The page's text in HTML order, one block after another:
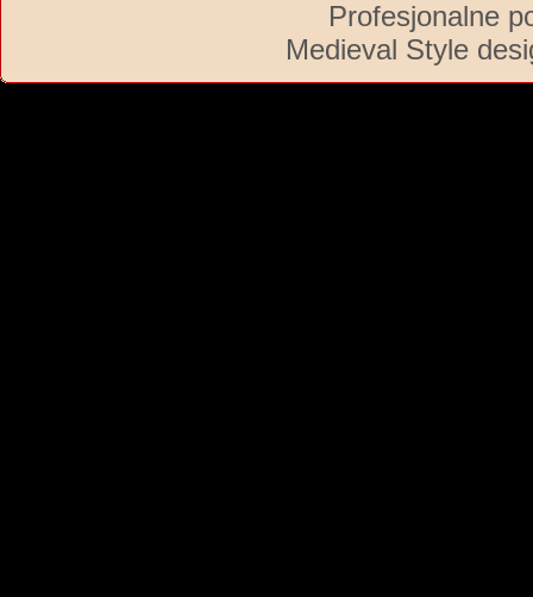
Profesjonalne
Medieval Style